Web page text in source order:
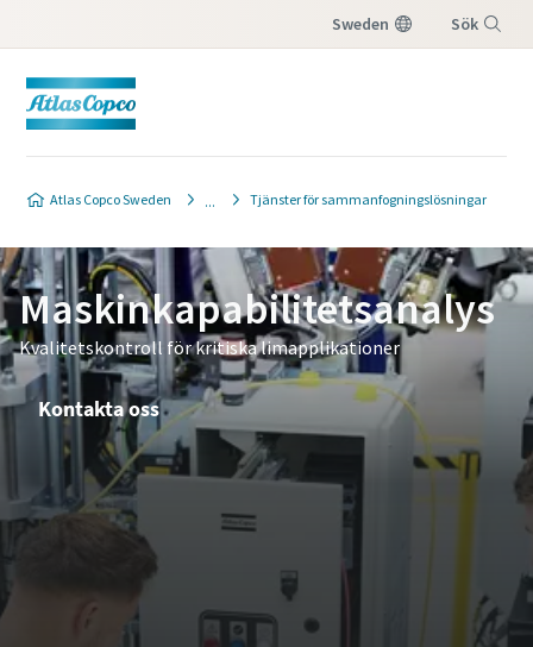
Sweden Sök
Atlas Copco Sweden Tjänster för sammanfogningslösningar
Maskinkapabilitetsanalys
Kvalitetskontroll för kritiska limapplikationer
Kontakta oss